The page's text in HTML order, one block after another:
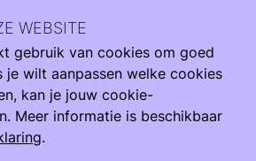
Zoeken
weer thuis
Weer Thuis gesprek
2025 van 20:00 uur tot 21:00 uur
voorbij
WEBSITE
gebruik van cookies om goed
je wilt aanpassen welke cookies
kan je jouw cookie-
Meer informatie is beschikbaar
.